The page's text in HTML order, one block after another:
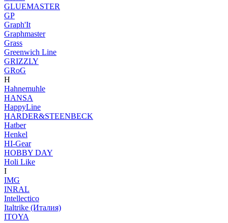
GLUEMASTER
GP
Graph'It
Graphmaster
Grass
Greenwich Line
GRIZZLY
GRoG
H
Hahnemuhle
HANSA
HappyLine
HARDER&STEENBECK
Hatber
Henkel
HI-Gear
HOBBY DAY
Holi Like
I
IMG
INRAL
Intellectico
Italtrike (Италия)
ITOYA